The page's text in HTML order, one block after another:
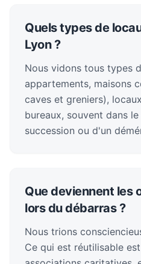
Quels types de
Lyon ?
Nous vidons tous types
appartements, maisons
caves et greniers),
bureaux, souvent dans
succession ou d'un
Que deviennent les
lors du débarras ?
Nous trions
Ce qui est réutilisable